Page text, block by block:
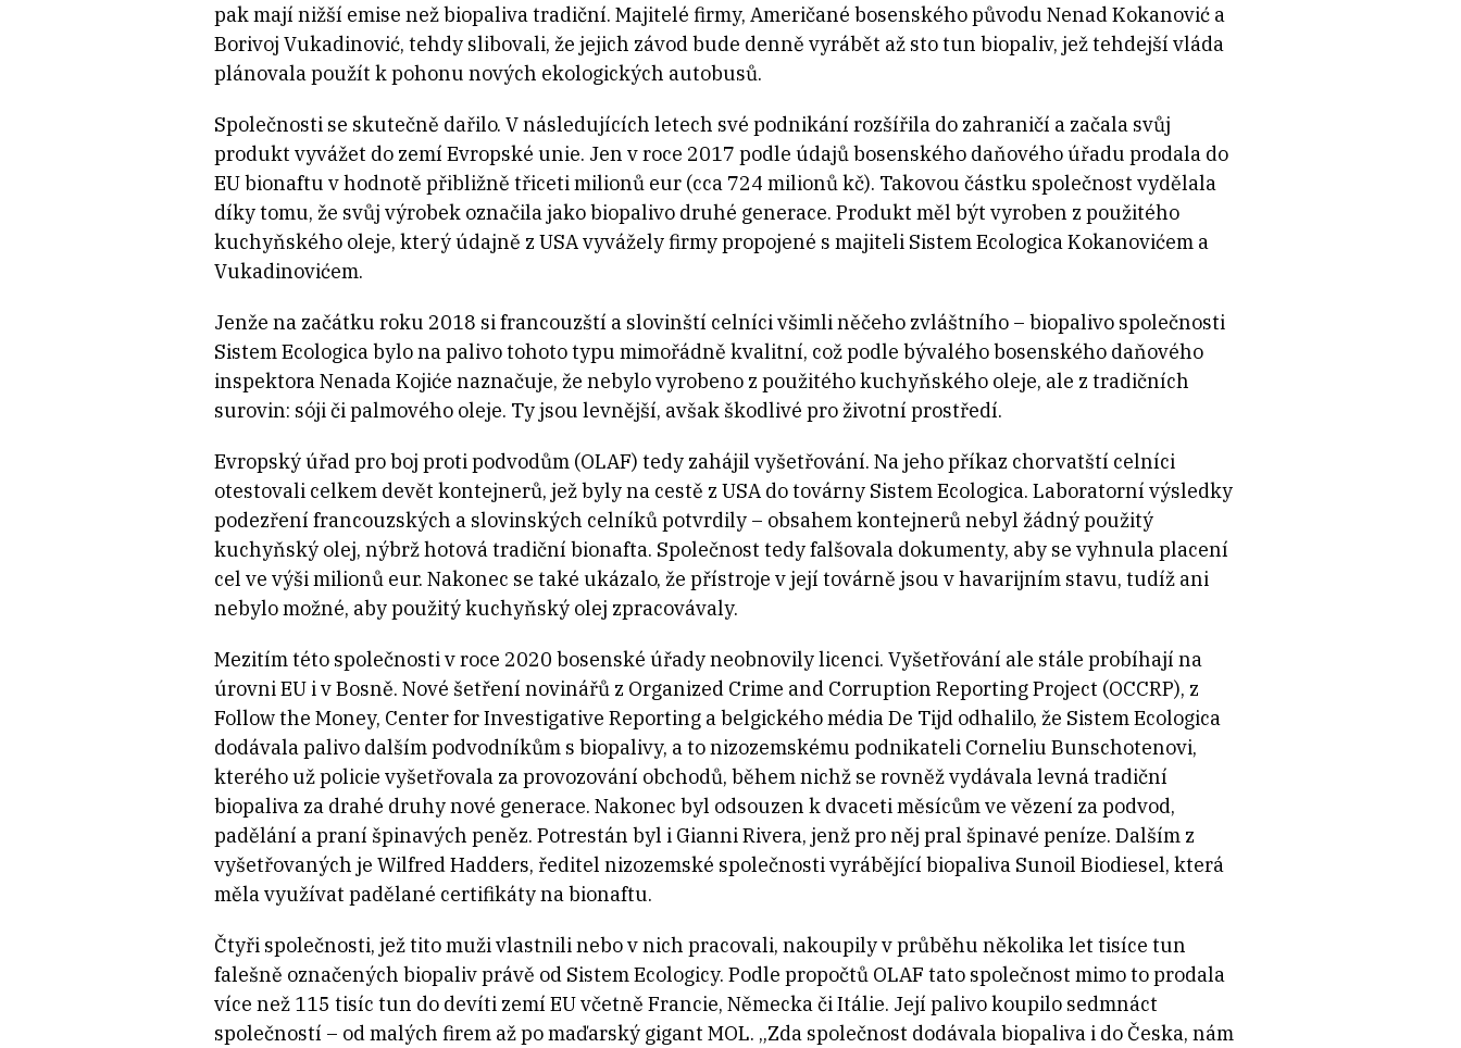
pak mají nižší emise než biopaliva tradiční. Majitelé firmy, Američané bosenského původu Nenad Kokanović a
Borivoj Vukadinović, tehdy slibovali, že jejich závod bude denně vyrábět až sto tun biopaliv, jež tehdejší vláda
plánovala použít k pohonu nových ekologických autobusů.
Společnosti se skutečně dařilo. V následujících letech své podnikání rozšířila do zahraničí a začala svůj
produkt vyvážet do zemí Evropské unie. Jen v roce 2017 podle údajů bosenského daňového úřadu prodala do
EU bionaftu v hodnotě přibližně třiceti milionů eur (cca 724 milionů kč). Takovou částku společnost vydělala
díky tomu, že svůj výrobek označila jako biopalivo druhé generace. Produkt měl být vyroben z použitého
kuchyňského oleje, který údajně z USA vyvážely firmy propojené s majiteli Sistem Ecologica Kokanovićem a
Vukadinovićem.
Jenže na začátku roku 2018 si francouzští a slovinští celníci všimli něčeho zvláštního – biopalivo společnosti
Sistem Ecologica bylo na palivo tohoto typu mimořádně kvalitní, což podle bývalého bosenského daňového
inspektora Nenada Kojiće naznačuje, že nebylo vyrobeno z použitého kuchyňského oleje, ale z tradičních
surovin: sóji či palmového oleje. Ty jsou levnější, avšak škodlivé pro životní prostředí.
Evropský úřad pro boj proti podvodům (OLAF) tedy zahájil vyšetřování. Na jeho příkaz chorvatští celníci
otestovali celkem devět kontejnerů, jež byly na cestě z USA do továrny Sistem Ecologica. Laboratorní výsledky
podezření francouzských a slovinských celníků potvrdily – obsahem kontejnerů nebyl žádný použitý
kuchyňský olej, nýbrž hotová tradiční bionafta. Společnost tedy falšovala dokumenty, aby se vyhnula placení
cel ve výši milionů eur. Nakonec se také ukázalo, že přístroje v její továrně jsou v havarijním stavu, tudíž ani
nebylo možné, aby použitý kuchyňský olej zpracovávaly.
Mezitím této společnosti v roce 2020 bosenské úřady neobnovily licenci. Vyšetřování ale stále probíhají na
úrovni EU i v Bosně. Nové šetření novinářů z Organized Crime and Corruption Reporting Project (OCCRP), z
Follow the Money, Center for Investigative Reporting a belgického média De Tijd odhalilo, že Sistem Ecologica
dodávala palivo dalším podvodníkům s biopalivy, a to nizozemskému podnikateli Corneliu Bunschotenovi,
kterého už policie vyšetřovala za provozování obchodů, během nichž se rovněž vydávala levná tradiční
biopaliva za drahé druhy nové generace. Nakonec byl odsouzen k dvaceti měsícům ve vězení za podvod,
padělání a praní špinavých peněz. Potrestán byl i Gianni Rivera, jenž pro něj pral špinavé peníze. Dalším z
vyšetřovaných je Wilfred Hadders, ředitel nizozemské společnosti vyrábějící biopaliva Sunoil Biodiesel, která
měla využívat padělané certifikáty na bionaftu.
Čtyři společnosti, jež tito muži vlastnili nebo v nich pracovali, nakoupily v průběhu několika let tisíce tun
falešně označených biopaliv právě od Sistem Ecologicy. Podle propočtů OLAF tato společnost mimo to prodala
více než 115 tisíc tun do devíti zemí EU včetně Francie, Německa či Itálie. Její palivo koupilo sedmnáct
společností – od malých firem až po maďarský gigant MOL. „Zda společnost dodávala biopaliva i do Česka, nám